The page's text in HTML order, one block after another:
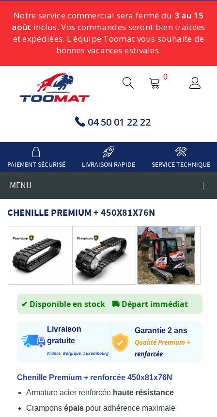
Notre service commercial sera fermé du 3 au 15
août inclus. Vos commandes seront bien traitées
et expédiées. L'équipe Toomat vous souhaite de
bonnes vacances estivales.
04 50 01 22 22
0
PAIEMENT SÉCURISÉ LIVRAISON RAPIDE SERVICE TECHNIQUE
MENU
CHENILLE PREMIUM + 450X81X76N
✔ Disponible en stock 🚚 Départ immédiat
Livraison
gratuite
France, Belgique, Luxembourg
Garantie 2 ans
Qualité Premium +
renforcée
Chenille Premium + renforcée 450x81x76N
Armature acier renforcée haute résistance
Crampons épais pour adhérence maximale